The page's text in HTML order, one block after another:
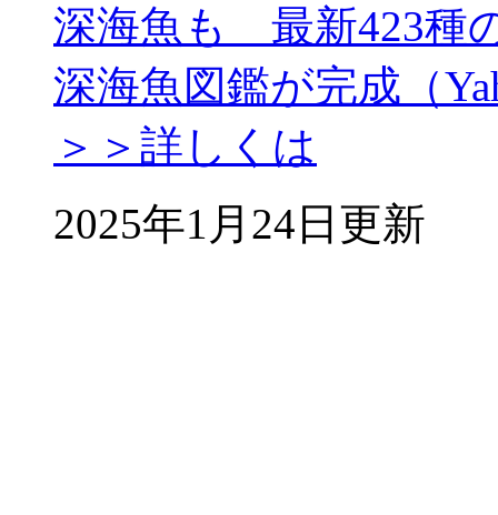
深海魚も 最新423種
深海魚図鑑が完成（
＞＞詳しくは
2025年1月24日更新